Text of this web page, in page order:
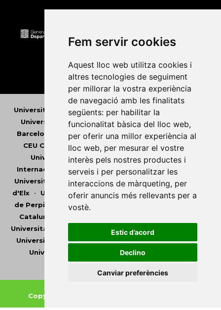
Fem servir cookies
Aquest lloc web utilitza cookies i
altres tecnologies de seguiment
per millorar la vostra experiència
de navegació amb les finalitats
següents: per habilitar la
funcionalitat bàsica del lloc web,
per oferir una millor experiència al
lloc web, per mesurar el vostre
interès pels nostres productes i
serveis i per personalitzar les
interaccions de màrqueting, per
oferir anuncis més rellevants per a
vostè.
Estic d’acord
Declino
Canviar preferències
Universitat Abat Oliba CEU•Universitat d'Alacant
Universitat d'Andorra•Universitat Autònoma de
Barcelona
Universitat de Barcelona•Universitat
CEU Cardenal Herrera
•Universitat de Girona
Universitat de les Illes Balears•Universitat
Internacional de Catalunya •Universitat Jaume I
Universitat de Lleida•Universitat Miguel Hernández
d'Elx• Universitat Oberta de Catalunya•Universitat
de Perpinyà Via Domitia
Catalunya
Universitat Pompeu Fabra
• Universitat Ramon Llull
Universitat Rovira i Virgili•Universitat de Sàsser•
Universitat de València
•Universitat de Vic -
Universitat Central de Catalunya
Copyright © 2026